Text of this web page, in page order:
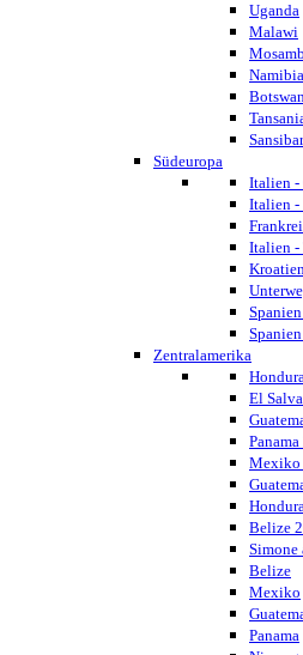
Uganda
Malawi
Namibia
Sansibar
Südeuropa
Italien -
Italien -
Italien -
Zentralamerika
El
Mexiko
Belize
Simone
Belize
Mexiko
Panama